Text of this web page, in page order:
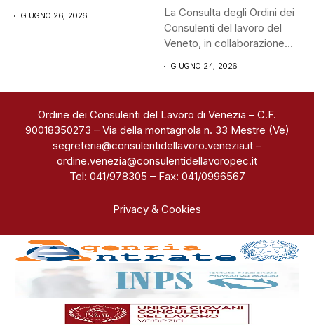
GIUGNO 26, 2026
La Consulta degli Ordini dei
Consulenti del lavoro del
Veneto, in collaborazione
GIUGNO 24, 2026
Ordine dei Consulenti del Lavoro di Venezia – C.F.
90018350273 – Via della montagnola n. 33 Mestre (Ve)
segreteria@consulentidellavoro.venezia.it –
ordine.venezia@consulentidellavoropec.it
Tel: 041/978305 – Fax: 041/0996567
Privacy & Cookies